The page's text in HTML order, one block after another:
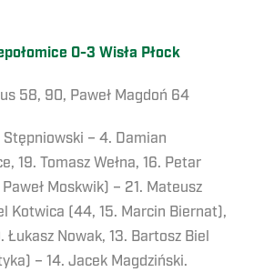
0-3 Wisła Płock
58, 90, Paweł Magdoń 64
Stępniowski – 4. Damian
19. Tomasz Wełna, 16. Petar
Moskwik) – 21. Mateusz
Kotwica (44, 15. Marcin Biernat),
Łukasz Nowak, 13. Bartosz Biel
– 14. Jacek Magdziński.